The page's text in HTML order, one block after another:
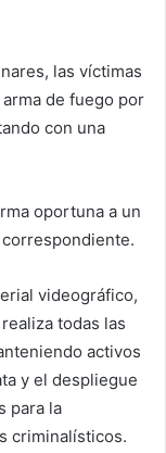
las víctimas
de fuego por
con una
oportuna a un
videográfico,
todas las
activos
y el despliegue
para la
criminalísticos.